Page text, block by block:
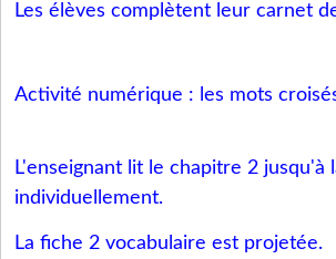
Les élèves complètent leur carnet
Activité numérique : les mots
L'enseignant lit le chapitre 2 jusqu'à
individuellement.
La fiche 2 vocabulaire est projetée.